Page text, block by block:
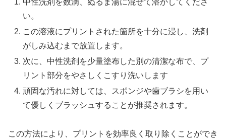
い。
この溶液にプリントされた箇所を十分に浸し、洗剤
がしみ込むまで放置します。
次に、中性洗剤を少量塗布した別の清潔な布で、プ
リント部分をやさしくこすり洗いします
頑固な汚れに対しては、スポンジや歯ブラシを用い
て優しくブラッシュすることが推奨されます。
この方法により、プリントを効率良く取り除くことができ